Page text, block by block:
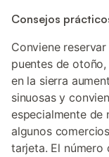
Consejos
Conviene
puentes de
en la sierra
sinuosas y
especialmente de
algunos
tarjeta. El número